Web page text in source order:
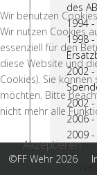
des
1994
1998 -
2002 -
2002
2006
2009
2011
©FF Wehr 2026
Wir benutzen Cookies
Wir nutzen Cookies
essenziell für den
diese Website und
Cookies). Sie
möchten. Bitte
nicht mehr alle
Akzeptieren